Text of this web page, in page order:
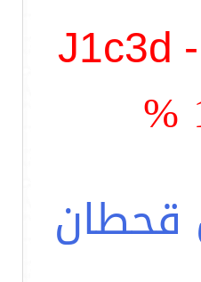
J1c3d